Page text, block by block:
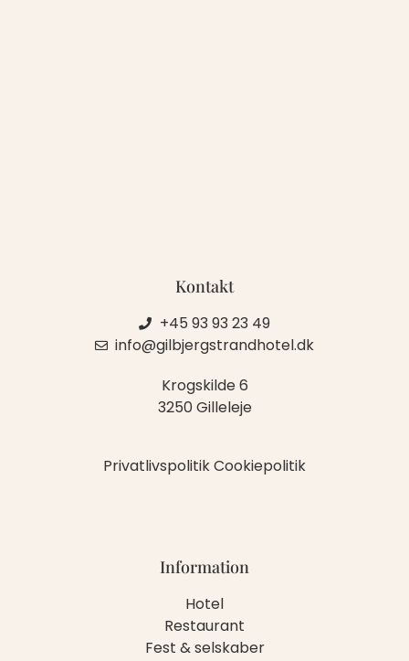
Kontakt
+45 93 93 23 49
info@gilbjergstrandhotel.dk
Krogskilde 6
3250 Gilleleje
PrivatlivspolitikCookiepolitik
Information
Hotel
Restaurant
Fest & selskaber